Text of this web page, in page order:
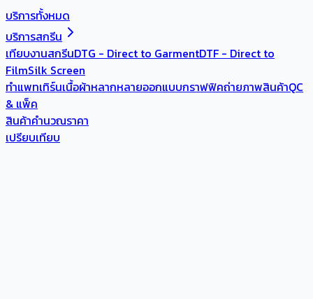
บริการทั้งหมด
บริการสกรีน
เทียบงานสกรีนDTG - Direct to GarmentDTF - Direct to
FilmSilk Screen
ทำแพทเทิร์นเนื้อผ้าหลากหลายออกแบบกราฟฟิคถ่ายภาพสินค้าQC
& แพ็ค
สินค้าคำนวณราคา
เปรียบเทียบ